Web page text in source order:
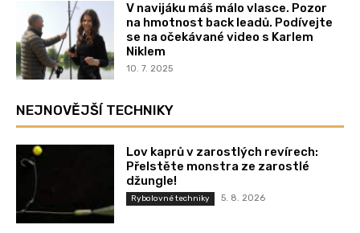
V navijáku máš málo vlasce. Pozor
na hmotnost back leadů. Podívejte
se na očekávané video s Karlem
Niklem
10. 7. 2025
NEJNOVĚJŠÍ TECHNIKY
Lov kaprů v zarostlých revírech:
Přelstěte monstra ze zarostlé
džungle!
Rybolovné techniky 5. 8. 2026